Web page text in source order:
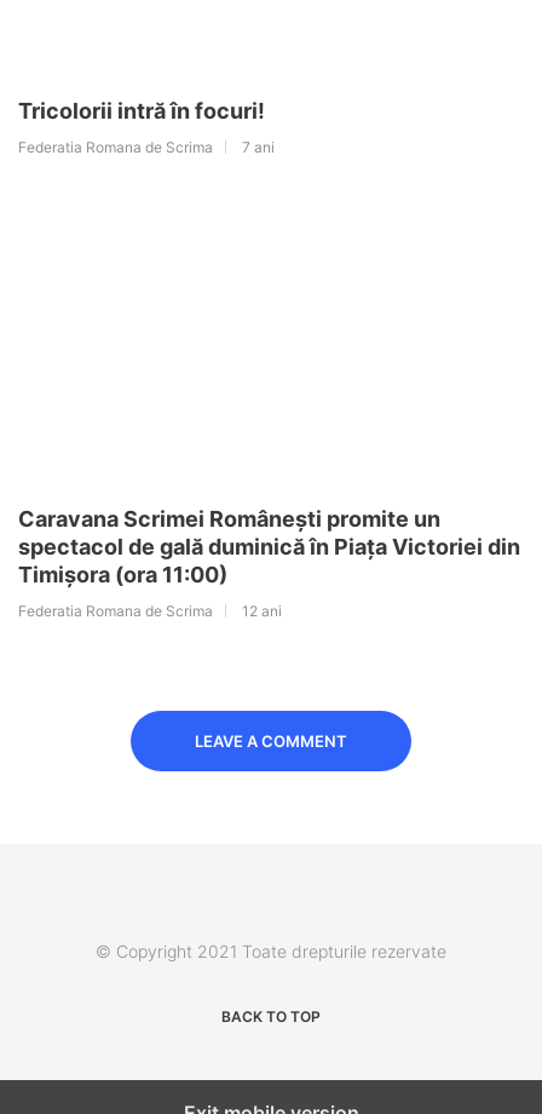
Tricolorii intră în focuri!
Federatia Romana de Scrima 7 ani
Caravana Scrimei Românești promite un
spectacol de gală duminică în Piața Victoriei din
Timișora (ora 11:00)
Federatia Romana de Scrima 12 ani
LEAVE A COMMENT
© Copyright 2021 Toate drepturile rezervate
BACK TO TOP